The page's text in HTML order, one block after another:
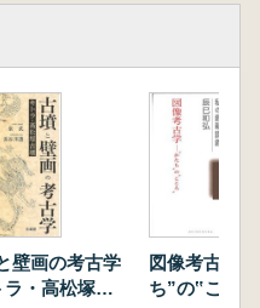
壁画の考古学
ラ・高松塚古
図像考古学
ち”の‟ここ